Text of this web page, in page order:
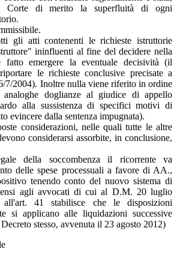
Corte di merito la superfluità di ogni
gli atti contenenti le richieste istruttorie
ininfluenti al fine del decidere nella
fatto emergere la eventuale decisività (il
le richieste conclusive precisate a
7/2004). Inoltre nulla viene riferito in ordine
analoghe doglianze al giudice di appello
alla sussistenza di specifici motivi di
evincere dalla sentenza impugnata).
considerazioni, nelle quali tutte le altre
considerarsi assorbite, in conclusione,
della soccombenza il ricorrente va
delle spese processuali a favore di AA.,
tenendo conto del nuovo sistema di
agli avvocati di cui al D.M. 20 luglio
41 stabilisce che le disposizioni
si applicano alle liquidazioni successive
stesso, avvenuta il 23 agosto 2012)